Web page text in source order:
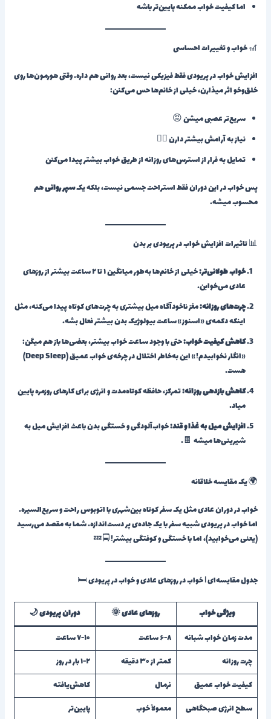
اما کیفیت خواب ممکنه پایین‌تر باشه
🎢 خواب و تغییرات احساسی
افزایش خواب در پریودی فقط فیزیکی نیست، بعد روانی هم داره. وقتی هورمون‌ها روی
خلق‌وخو اثر میذارن، خیلی از خانم‌ها حس می‌کنن:
سریع‌تر عصبی میشن 😡
نیاز به آرامش بیشتر دارن 💆‍♀️
تمایل به فرار از استرس‌های روزانه از طریق خواب بیشتر پیدا می‌کنن
پس خواب در این دوران فقط استراحت جسمی نیست، بلکه یکسپر روانیهم
محسوب میشه.
📊 تاثیرات افزایش خواب در پریودی بر بدن
خواب طولانی‌تر:
خیلی از خانم‌ها به‌طور میانگین ۱ تا ۲ ساعت بیشتر از روزهای
عادی می‌خوابن.
چرت‌های روزانه:مغز ناخودآگاه میل بیشتری به چرت‌های کوتاه پیدا می‌کنه، مثل
اینکه دکمه‌ی «اسنوز» ساعت بیولوژیک بدن بیشتر فعال بشه.
کاهش کیفیت خواب:حتی با وجود ساعت خواب بیشتر، بعضی‌ها باز هم میگن:
«انگار نخوابیدم!» این به‌خاطر اختلال در چرخه‌ی خواب عمیق (Deep Sleep)
هست.
کاهش بازدهی روزانه:تمرکز، حافظه کوتاه‌مدت و انرژی برای کارهای روزمره پایین
میاد.
افزایش میل به غذا و قند:خواب‌آلودگی و خستگی بدن باعث افزایش میل به
شیرینی‌ها میشه 🍫.
🌍 یک مقایسه خلاقانه
خواب در دوران عادی مثل یک سفر کوتاه بین‌شهری با اتوبوس راحت و سریع‌السیره.
اما خواب در پریودی شبیه سفر با یک جاده‌ی پر دست‌اندازه. شما به مقصد می‌رسید
(یعنی می‌خوابید)، اما با خستگی و کوفتگی بیشتر! 🚍💤
جدول مقایسه‌ای | خواب در روزهای عادی و خواب در پریودی 🛏️
ویژگی خواب روزهای عادی 🌞
دوران پریودی 🌙
مدت زمان خواب شبانه
۶-۸ ساعت
۷-۱۰ ساعت
چرت روزانه
کمتر از ۳۰ دقیقه
۱-۲ بار در روز
کیفیت خواب عمیق
نرمال
کاهش‌یافته
سطح انرژی صبحگاهی
معمولاً خوب پایین‌تر